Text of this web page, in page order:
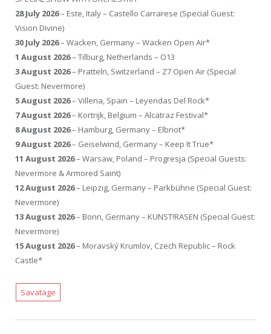
28 July 2026– Este, Italy – Castello Carrarese (Special Guest:
Vision Divine)
30 July 2026– Wacken, Germany – Wacken Open Air*
1 August 2026– Tilburg, Netherlands – O13
3 August 2026– Pratteln, Switzerland – Z7 Open Air (Special
Guest: Nevermore)
5 August 2026– Villena, Spain – Leyendas Del Rock*
7 August 2026– Kortrijk, Belgium – Alcatraz Festival*
8 August 2026– Hamburg, Germany – Elbriot*
9 August 2026– Geiselwind, Germany – Keep It True*
11 August 2026– Warsaw, Poland – Progresja (Special Guests:
Nevermore & Armored Saint)
12 August 2026– Leipzig, Germany – Parkbühne (Special Guest:
Nevermore)
13 August 2026– Bonn, Germany – KUNST!RASEN (Special Guest:
Nevermore)
15 August 2026– Moravský Krumlov, Czech Republic – Rock
Castle*
Savatage